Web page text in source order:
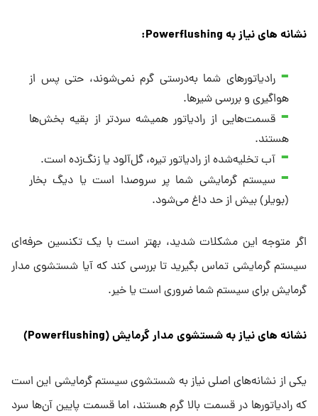
نشانه ‌های نیاز به
رادیاتورهای شما به‌درستی گرم نمی‌شوند، حتی پس از
هواگیری و بررسی شیرها.
قسمت‌هایی از رادیاتور همیشه سردتر از بقیه بخش‌ها
هستند.
آب تخلیه‌شده از رادیاتور تیره، گل‌آلود یا زنگ‌زده است.
سیستم گرمایشی شما پر سروصدا است یا دیگ بخار
(بویلر) بیش از حد داغ می‌شود.
اگر متوجه این مشکلات شدید، بهتر است با یک تکنسین حرفه‌ای
سیستم گرمایشی تماس بگیرید تا بررسی کند که آیا شستشوی مدار
گرمایش برای سیستم شما ضروری است یا خیر.
نشانه‌ های نیاز به شستشوی مدار گرمایش(Powerflushing)
یکی از نشانه‌های اصلی نیاز به شستشوی سیستم گرمایشی این است
که رادیاتورها در قسمت بالا گرم هستند، اما قسمت پایین آن‌ها سرد